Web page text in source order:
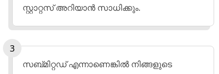
സ്റ്റാറ്റസ് അറിയാൻ സാധിക്കും.
സബ്മിറ്റഡ് എന്നാണെങ്കിൽ നിങ്ങളുടെ